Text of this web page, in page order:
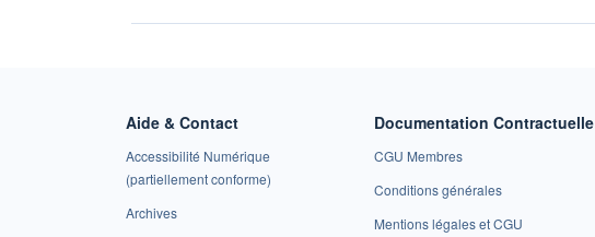
Aide & Contact
Accessibilité Numérique
(partiellement conforme)
Archives
Documentation Contractuelle
CGU Membres
Conditions générales
Mentions légales et CGU